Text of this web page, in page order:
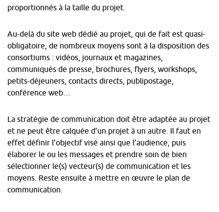
proportionnés à la taille du projet.
Au-delà du site web dédié au projet, qui de fait est quasi-
obligatoire, de nombreux moyens sont à la disposition des
consortiums : vidéos, journaux et magazines,
communiqués de presse, brochures, flyers workshops
petits-déjeuners, contacts directs, publipostage,
conférence web…
La stratégie de communication doit être adaptée au projet
et ne peut être calquée d’un projet à un autre. Il faut en
effet définir l’objectif visé ainsi que l’audience, puis
élaborer le ou les messages et prendre soin de bien
sélectionner le(s) vecteur(s) de communication et les
moyens. Reste ensuite à mettre en œuvre le plan de
communication.